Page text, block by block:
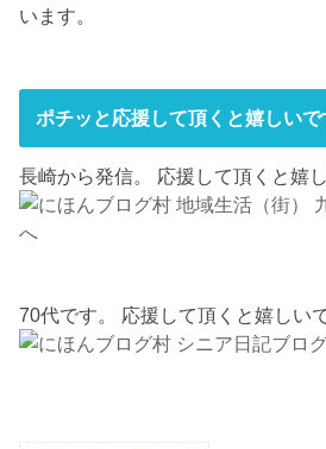
います。
ポチッと応援して頂くと嬉しいで
長崎から発信。 応援して頂くと嬉
70代です。 応援して頂くと嬉しい